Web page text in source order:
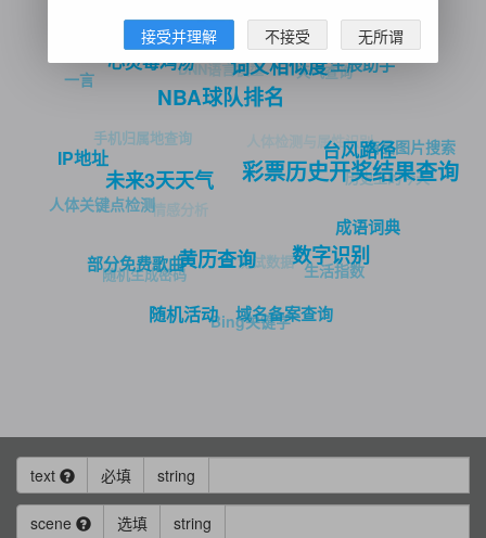
部分免费歌曲
随机活动
黄历查询
未来3天天气
IP地址
人体关键点检测
随机生成密码
Bing关键字
域名备案查询
数字识别
彩票历史开奖结果查询
NBA球队排名
心灵毒鸡汤
一言
手机归属地查询
情感分析
测试数据 生活指数
成语词典
台风路径
词义相似度
增值税发票识别
文本纠错
DNN语言模型
人体检测与属性识别
历史上的今天
商品图片搜索
生辰助手
基础代谢率
天气查询
text 必填 string
scene 选填 string
接受并理解 不接受 无所谓